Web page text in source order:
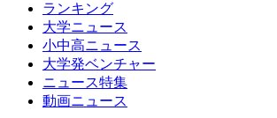
ランキング
大学ニュース
小中高ニュース
大学発ベンチャー
ニュース特集
動画ニュース